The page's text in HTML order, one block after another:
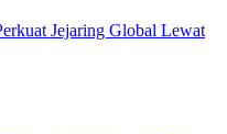
Jejaring Global Lewat